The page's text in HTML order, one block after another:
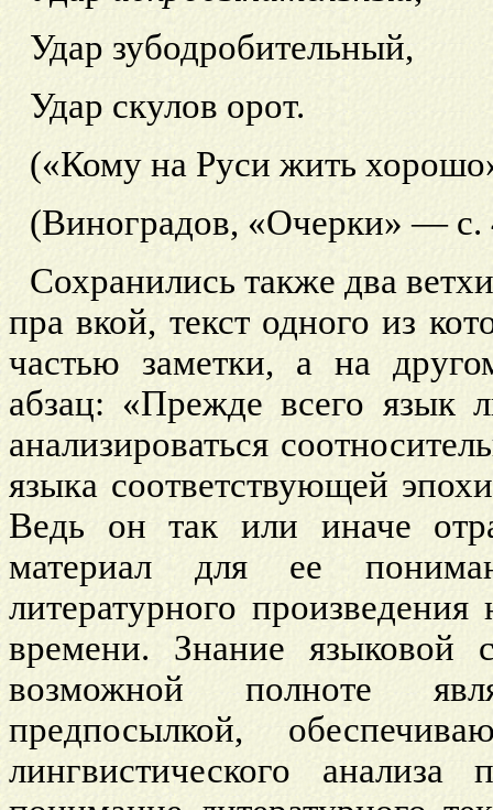
Удар зубодробительный,
Удар скулов орот.
(«Кому на Руси жить
(Виноградов, «Очерки» — с.
Сохранились также два
правкой, текст одного из
частью заметки, а на
абзац: «Прежде всего язык
анализироваться
языка соответствующей
Ведь он так или иначе
материал для ее
литературного
времени. Знание языковой
возможной полноте
предпосылкой,
лингвистического